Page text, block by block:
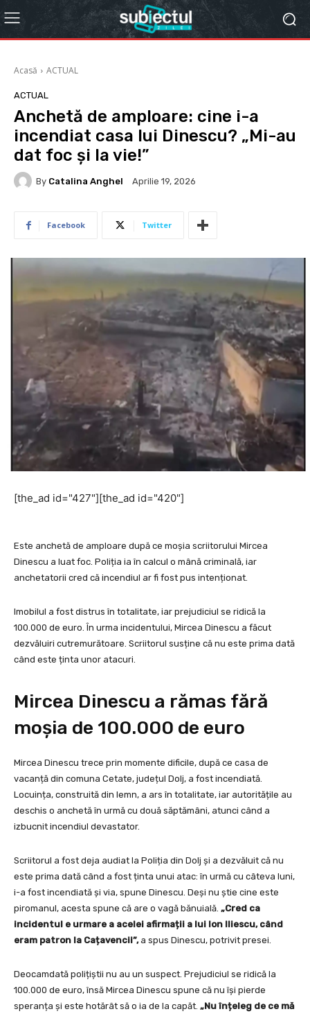
Acasă ACTUAL
ACTUAL
Anchetă de amploare: cine i-a
incendiat casa lui Dinescu? „Mi-au
dat foc și la vie!”
By Catalina Anghel Aprilie 19, 2026
Facebook Twitter
[the_ad id="427"][the_ad id="420"]
Este anchetă de amploare după ce moșia scriitorului Mircea
Dinescu a luat foc. Poliția ia în calcul o mână criminală, iar
anchetatorii cred că incendiul ar fi fost pus intenționat.
Imobilul a fost distrus în totalitate, iar prejudiciul se ridică la
100.000 de euro. În urma incidentului, Mircea Dinescu a făcut
dezvăluiri cutremurătoare. Scriitorul susține că nu este prima dată
când este ținta unor atacuri.
Mircea Dinescu a rămas fără
moșia de 100.000 de euro
Mircea Dinescu trece prin momente dificile, după ce casa de
vacanță din comuna Cetate, județul Dolj, a fost incendiată.
Locuința, construită din lemn, a ars în totalitate, iar autoritățile au
deschis o anchetă în urmă cu două săptămâni, atunci când a
izbucnit incendiul devastator.
Scriitorul a fost deja audiat la Poliția din Dolj și a dezvăluit că nu
este prima dată când a fost ținta unui atac: în urmă cu câteva luni,
i-a fost incendiată și via, spune Dinescu. Deși nu știe cine este
piromanul, acesta spune că are o vagă bănuială. „Cred ca
incidentul e urmare a acelei afirmații a lui Ion Iliescu, când
eram patron la Cațavencii”,a spus Dinescu, potrivit presei.
Deocamdată polițiștii nu au un suspect. Prejudiciul se ridică la
100.000 de euro, însă Mircea Dinescu spune că nu își pierde
speranța și este hotărât să o ia de la capăt. „Nu înțeleg de ce mă